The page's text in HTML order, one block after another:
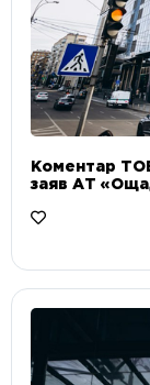
Коментар
заяв АТ